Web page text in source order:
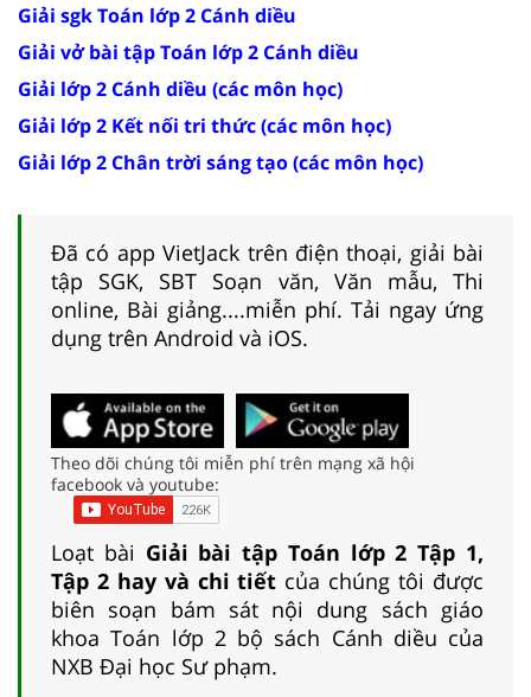
Giải sgk Toán lớp 2 Cánh diều
Giải vở bài tập Toán lớp 2 Cánh diều
Giải lớp 2 Cánh diều (các môn học)
Giải lớp 2 Kết nối tri thức (các môn học)
Giải lớp 2 Chân trời sáng tạo (các môn học)
Đã có app VietJack trên điện thoại, giải bài
tập SGK, SBT Soạn văn, Văn mẫu, Thi
online, Bài giảng....miễn phí. Tải ngay ứng
dụng trên Android và iOS.
Theo dõi chúng tôi miễn phí trên mạng xã hội
facebook và youtube:
Loạt bài Giải bài tập Toán lớp 2 Tập 1,
Tập 2 hay và chi tiết của chúng tôi được
biên soạn bám sát nội dung sách giáo
khoa Toán lớp 2 bộ sách Cánh diều của
NXB Đại học Sư phạm.